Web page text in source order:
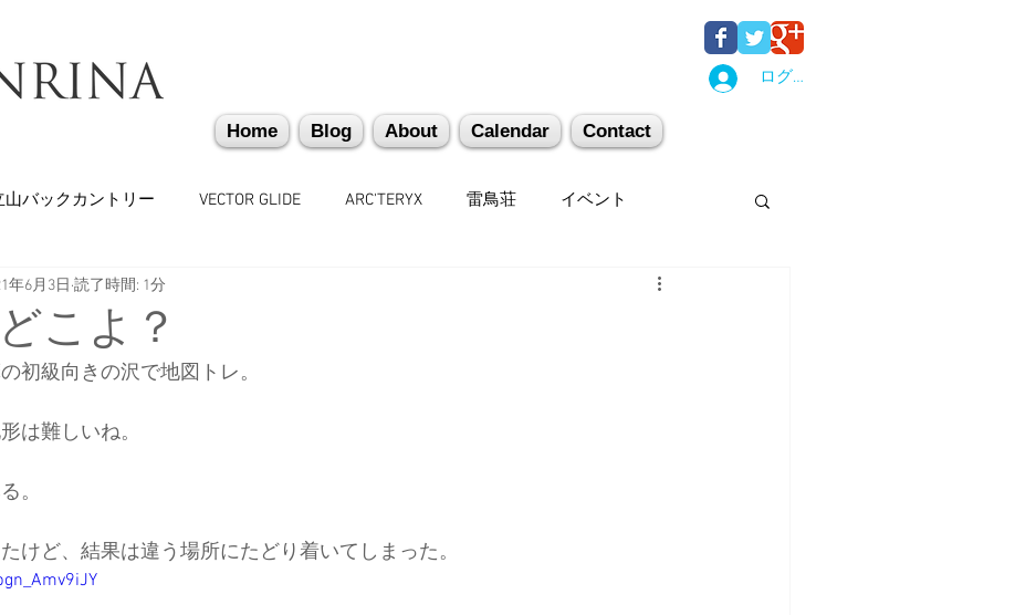
ログイン
Home Blog About Calendar Contact
山バックカントリー VECTOR GLIDE ARC'TERYX 雷鳥荘 イベント
かぐらバックカントリー
美味しいもの バックカントリーギア
ガイド協会 中央アルプス 展示会 Sweet Protection
こよ？
年6月3日 読了時間: 1分
初級向きの沢で地図トレ。
は難しいね。
。
けど、結果は違う場所にたどり着いてしまった。